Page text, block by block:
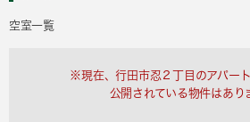
空室一覧
※現在、行田市忍２丁目のアパー
公開されている物件はあり